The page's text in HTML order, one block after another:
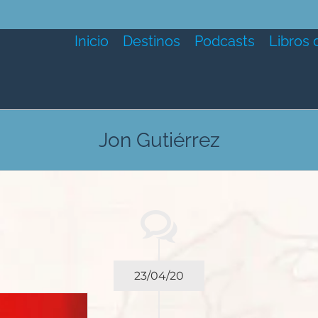
Inicio Destinos Podcasts Libros
Jon Gutiérrez
23/04/20